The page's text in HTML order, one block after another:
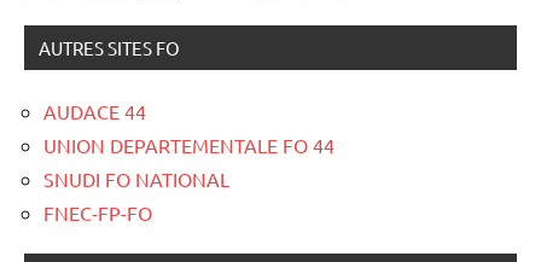
AUTRES SITES FO
AUDACE 44
UNION DEPARTEMENTALE FO 44
SNUDI FO NATIONAL
FNEC-FP-FO